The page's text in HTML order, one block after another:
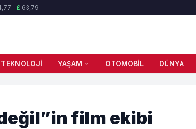
£ 63,79
TEKNOLOJI YAŞAM OTOMOBIL DÜNYA
film ekibi